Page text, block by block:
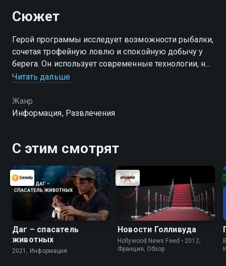
Сюжет
Герой программы исследует возможности рыбалки,
сочетая трофейную ловлю и спокойную добычу у
берега. Он использует современные технологии, но
также проверяет результат и без них, показывая
Посмотреть онлайн 1 сезон сериала Из крайности в
Читать дальше
Жанр
Информация, Развлечения
С этим смотрят
Даг – спасатель
животных
2021, Информация
Новости Голливуда
Hollywood News Feed • 2012,
Франция, Обзор